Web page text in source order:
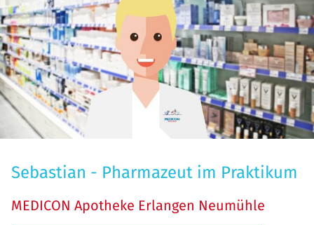
Sebastian - Pharmazeut im Praktikum
MEDICON Apotheke Erlangen Neumühle